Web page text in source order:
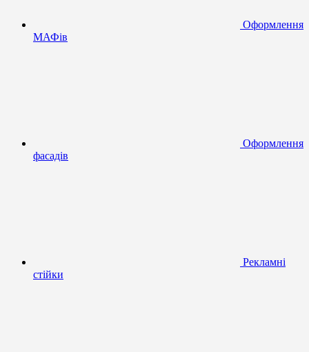
Оформлення
МАФів
Оформлення
фасадів
Рекламні
стійки